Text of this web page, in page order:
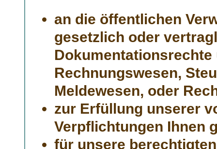
an die öffentlichen
gesetzlich oder
Rechnungswesen,
Meldewesen, oder
zur Erfüllung unserer
Verpflichtungen Ihnen
für unsere